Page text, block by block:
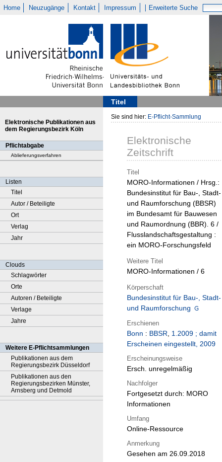
Home Neuzugänge Kontakt Impressum Erweiterte Suche
Titel
Elektronische Publikationen aus
dem Regierungsbezirk Köln
Pflichtabgabe
Ablieferungsverfahren
Listen
Titel
Autor / Beteiligte
Ort
Verlag
Jahr
Clouds
Schlagwörter
Orte
Autoren / Beteiligte
Verlage
Jahre
Weitere E-Pflichtsammlungen
Publikationen aus dem
Regierungsbezirk Düsseldorf
Publikationen aus den
Regierungsbezirken Münster,
Arnsberg und Detmold
Sie sind hier: E-Pflicht-Sammlung
Elektronische
Zeitschrift
Titel
MORO-Informationen / Hrsg.:
Bundesinstitut für Bau-, Stadt-
und Raumforschung (BBSR)
im Bundesamt für Bauwesen
und Raumordnung (BBR). 6 /
Flusslandschaftsgestaltung :
ein MORO-Forschungsfeld
Weitere Titel
MORO-Informationen / 6
Körperschaft
Bundesinstitut für Bau-, Stadt-
und Raumforschung
Erschienen
Bonn : BBSR, 1.2009 ; damit
Erscheinen eingestellt, 2009
Erscheinungsweise
Ersch. unregelmäßig
Nachfolger
Fortgesetzt durch: MORO
Informationen
Umfang
Online-Ressource
Anmerkung
Gesehen am 26.09.2018